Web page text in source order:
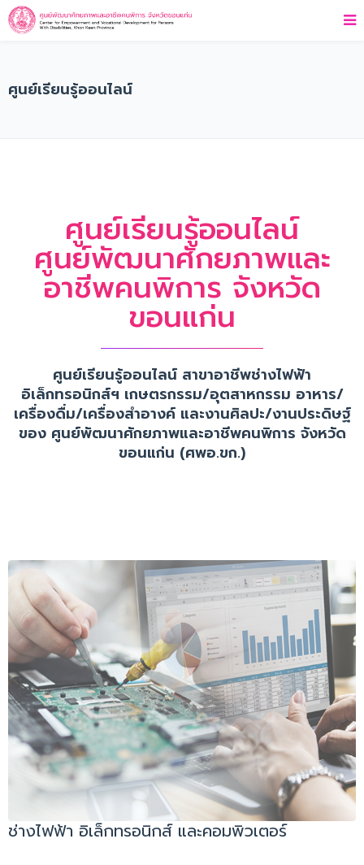
ศูนย์เรียนรู้ออนไลน์
ศูนย์เรียนรู้ออนไลน์
ศูนย์พัฒนาศักยภาพและ
อาชีพคนพิการ จังหวัด
ขอนแก่น
ศูนย์เรียนรู้ออนไลน์ สาขาอาชีพช่างไฟฟ้า
อิเล็กทรอนิกส์ฯ เกษตรกรรม/อุตสาหกรรม อาหาร/
เครื่องดื่ม/เครื่องสำอางค์ และงานศิลปะ/งานประดิษฐ์
ของ ศูนย์พัฒนาศักยภาพและอาชีพคนพิการ จังหวัด
ขอนแก่น (ศพอ.ขก.)
ช่างไฟฟ้า อิเล็กทรอนิกส์ และคอมพิวเตอร์